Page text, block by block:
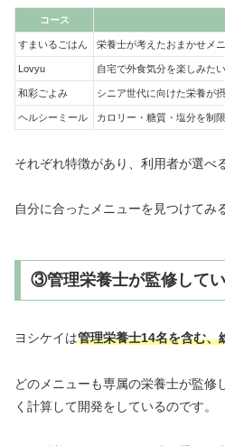
コース
すまいるごはん 栄養士が考えたおまかせメ
Lovyu 自宅で外食気分を楽しみた
和彩ごよみ シニア世代に向けた栄養が
ヘルシーミール カロリー・糖質・塩分を制
それぞれ特徴があり、利用者が選べ
自分に合ったメニューを見つけてみ
③管理栄養士が監修して
ヨシケイは管理栄養士14名を含む、
どのメニューも専属の栄養士が監修
く計算して開発をしているのです。